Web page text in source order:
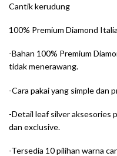
Cantik kerudung
100% Premium Diamond
-Bahan 100% Premium
tidak menerawang.
-Cara pakai yang simple dan
-Detail leaf silver aksesories
dan exclusive.
-Tersedia 10 pilihan warna